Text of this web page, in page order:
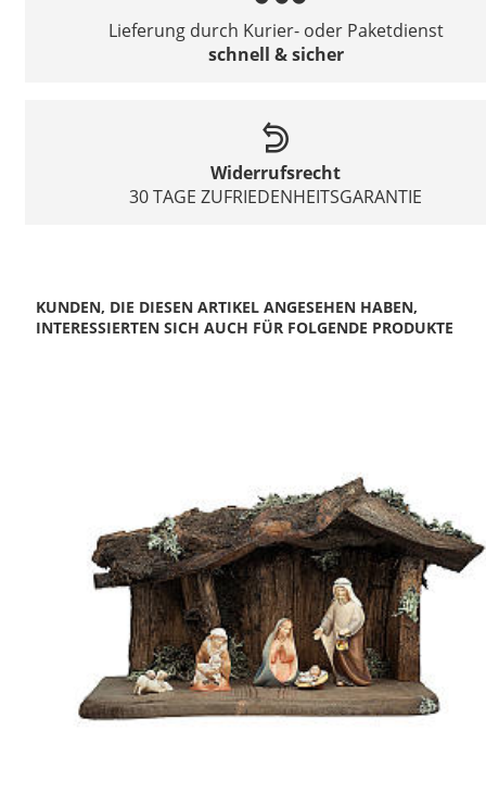
Lieferung durch Kurier- oder Paketdienst
schnell & sicher
Widerrufsrecht
30 TAGE ZUFRIEDENHEITSGARANTIE
KUNDEN, DIE DIESEN ARTIKEL ANGESEHEN HABEN,
INTERESSIERTEN SICH AUCH FÜR FOLGENDE PRODUKTE